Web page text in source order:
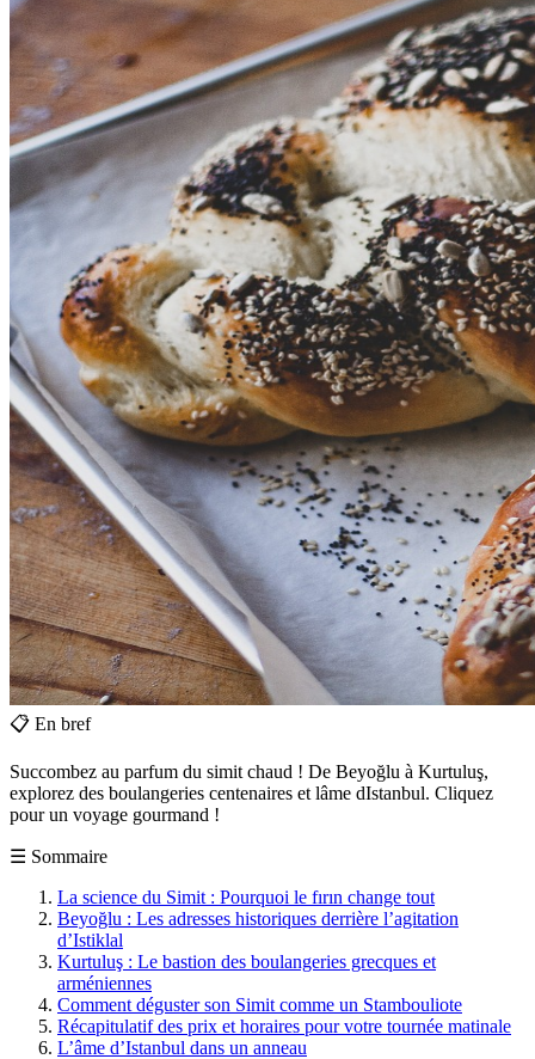
📋 En bref
Succombez au parfum du simit chaud ! De Beyoğlu à Kurtuluş,
explorez des boulangeries centenaires et lâme dIstanbul. Cliquez
pour un voyage gourmand !
☰ Sommaire
La science du Simit : Pourquoi le fırın change tout
Beyoğlu : Les adresses historiques derrière l’agitation
d’Istiklal
Kurtuluş : Le bastion des boulangeries grecques et
arméniennes
Comment déguster son Simit comme un Stambouliote
Récapitulatif des prix et horaires pour votre tournée matinale
L’âme d’Istanbul dans un anneau